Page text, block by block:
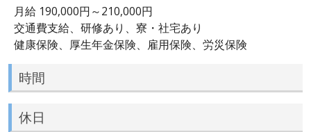
月給 190,000円～210,000円
交通費支給、研修あり、寮・社宅あり
健康保険、厚生年金保険、雇用保険、労災保険
時間
休日